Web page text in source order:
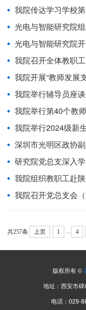
我院传达学习学校
我院开展“教师发展
我院举行辅导员座
我院举行第40个教
我院举行2024级新
共257条 上页 1 4
版权所有 ©
地址：西安市
电话：029-